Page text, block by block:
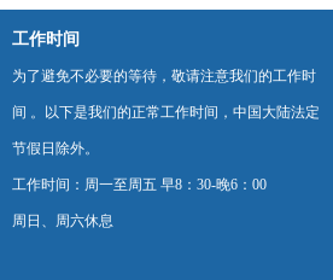
工作时间
为了避免不必要的等待，敬请注意我们的工作时
间 。以下是我们的正常工作时间，中国大陆法定
节假日除外。
工作时间：周一至周五 早8：30-晚6：00
周日、周六休息